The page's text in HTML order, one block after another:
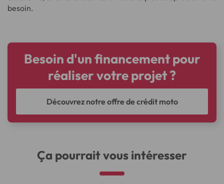
besoin.
Besoin d'un financement pour
réaliser votre projet ?
Découvrez notre offre de crédit moto
Ça pourrait vous intéresser